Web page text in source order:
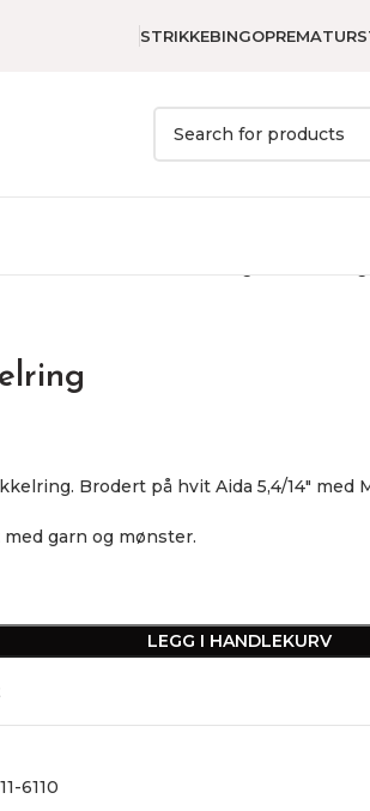
STRIKKEBINGO
Brodert på hvit Aida 5,4/14″ med
garn og mønster.
LEGG I HANDLEKURV
11-6110